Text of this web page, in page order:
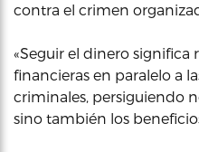
contra el crimen
«Seguir el dinero significa
financieras en paralelo a
criminales, persiguiendo
sino también los